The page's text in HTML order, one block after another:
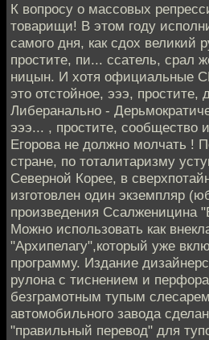
К вопросу о массовых
товарищи! В этом году
самого дня, как сдох великий
простите, пи... ссатель, срал
ницын. И хотя официальные
это отстойное, эээ, простите,
Либеранально -
эээ... , простите, сообщество
Егорова не должно молчать !
стране, по тоталитаризму
Северной Корее, в
изготовлен один экземпляр
произведения Ссалженицина
Можно использовать как
"Архипелагу",который уже
программу. Издание
рулона с тиснением и
безграмотным тупым
автомобильного завода
"правильный перевод" для